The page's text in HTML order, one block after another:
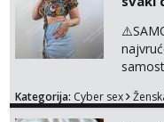
Kategorija: Cyber sex